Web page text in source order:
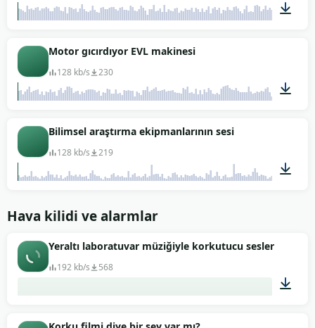
Motor gıcırdıyor EVL makinesi
128 kb/s 230
Bilimsel araştırma ekipmanlarının sesi
128 kb/s 219
Hava kilidi ve alarmlar
Yeraltı laboratuvar müziğiyle korkutucu sesler
192 kb/s 568